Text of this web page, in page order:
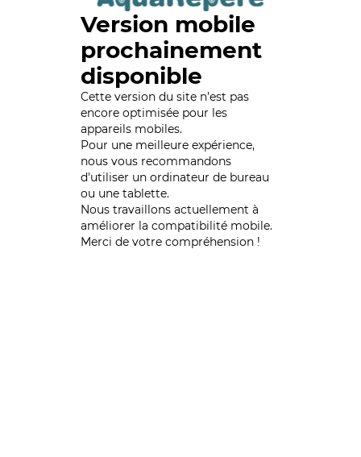
Version mobile
prochainement
disponible
Cette version du site n’est pas
encore optimisée pour les
appareils mobiles.
Pour une meilleure expérience,
nous vous recommandons
d'utiliser un ordinateur de bureau
ou une tablette.
Nous travaillons actuellement à
améliorer la compatibilité mobile.
Merci de votre compréhension !